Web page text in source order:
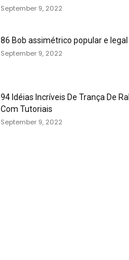
September 9, 2022
86 Bob assimétrico popular e legal
September 9, 2022
94 Idéias Incríveis De Trança De
Com Tutoriais
September 9, 2022